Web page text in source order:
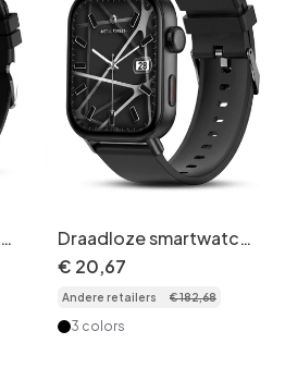
Draadloze smartwatch
met
activiteitsregistratie en
hartslagmeter CXI-
00008
€ 20,67
Andere retailers €182,68
3 colors